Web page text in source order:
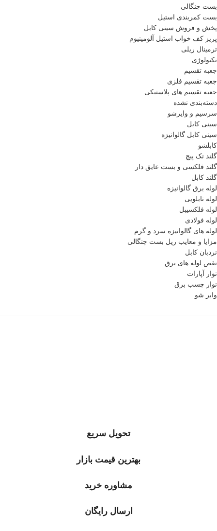
بست چنگالی
بست کمربندی استیل
پخش و فروش سینی کابل
پريز كف خواب استيل آلومينيوم
ترمینال ریلی
تکنولوژی
جعبه تقسیم
جعبه تقسیم فلزی
جعبه تقسیم های پلاستیکی
دسته‌بندی نشده
سرسیم و وایرشو
سینی کابل
سینی کابل گالوانیزه
کابلشو
گلند تک پیچ
گلند فلكسی و بست عایق دار
گلند کابل
لوله برق گالوانیزه
لوله تابلویی
لوله فلکسیبل
لوله فولادی
لوله های گالوانیزه سرد و گرم
مزایا و معایب ریل بست چنگالی
نردبان کابل
نقص لوله های برق
نوار آپارات
نوار چسب برق
وایر شو
تحویل سریع
بهترین قیمت بازار
مشاوره خرید
ارسال رایگان